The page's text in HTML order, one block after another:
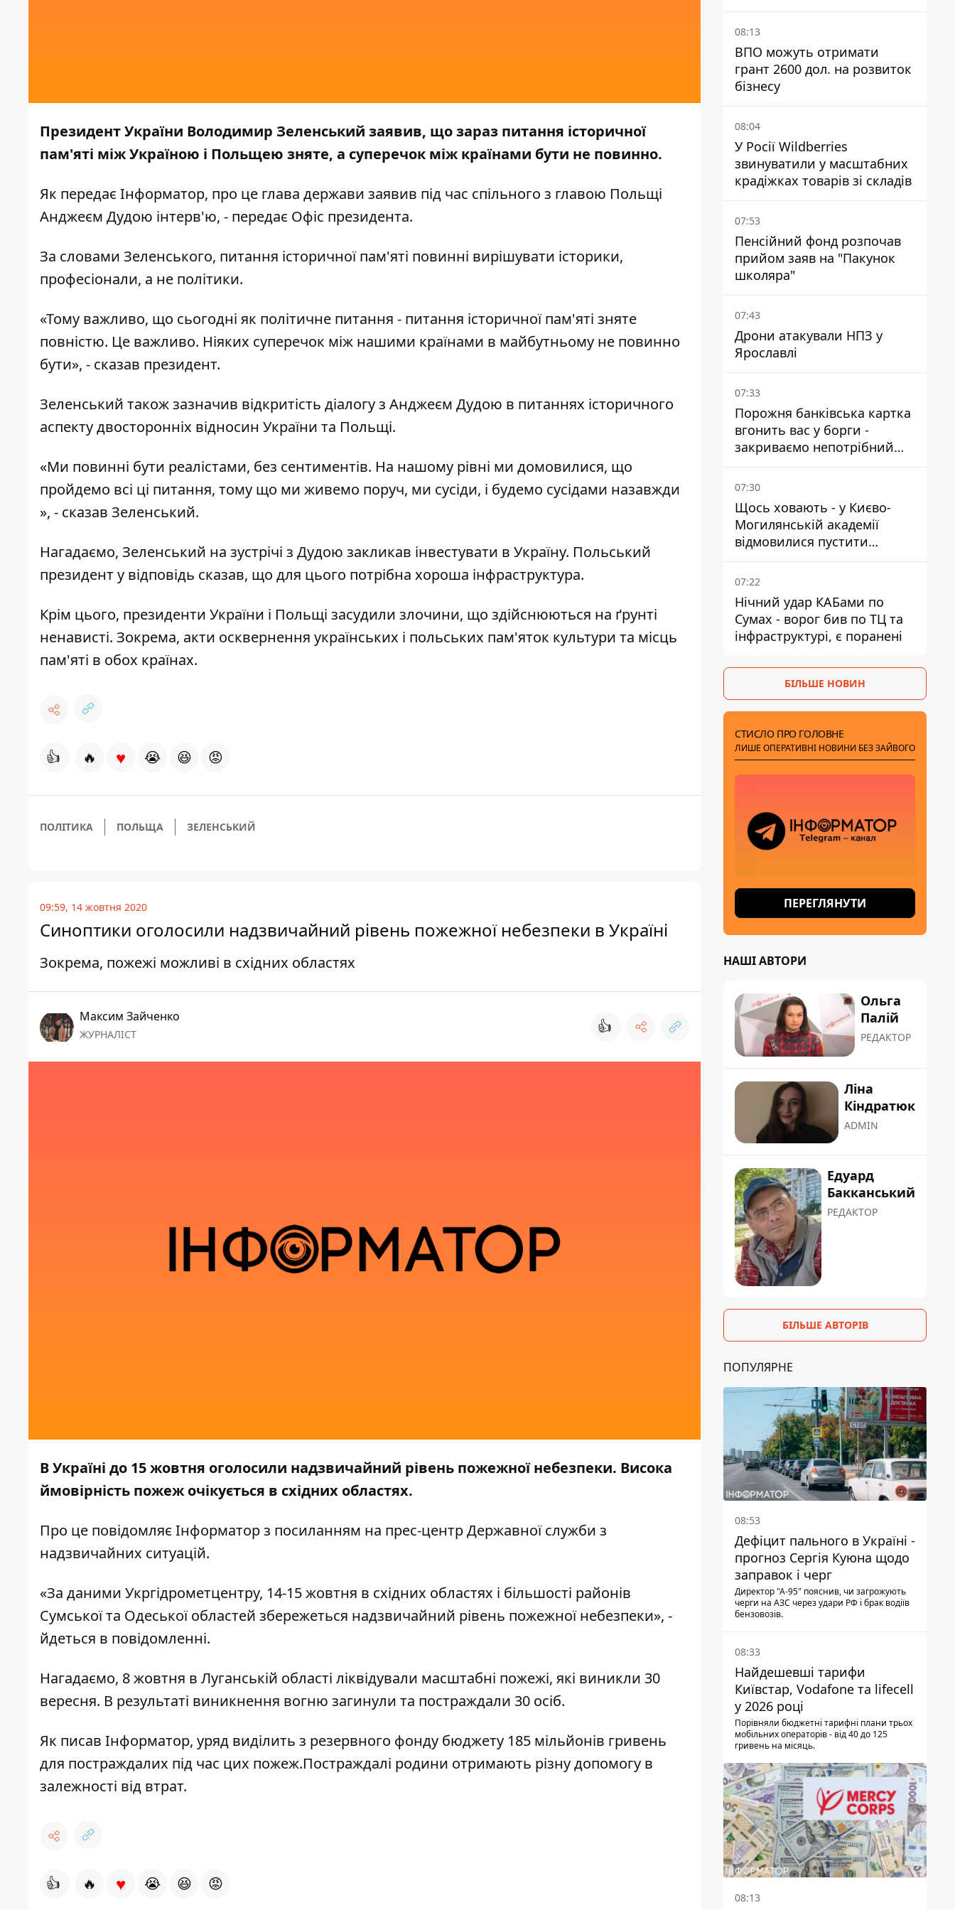
Президент України Володимир Зеленський заявив, що зараз питання історичної
пам'яті між Україною і Польщею зняте, а суперечок між країнами бути не повинно.
Як передає Інформатор, про це глава держави заявив під час спільного з главою Польщі
Анджеєм Дудою інтерв'ю, - передає Офіс президента.
За словами Зеленського, питання історичної пам'яті повинні вирішувати історики,
професіонали, а не політики.
«Тому важливо, що сьогодні як політичне питання - питання історичної пам'яті зняте
повністю. Це важливо. Ніяких суперечок між нашими країнами в майбутньому не повинно
бути», - сказав президент.
Зеленський також зазначив відкритість діалогу з Анджеєм Дудою в питаннях історичного
аспекту двосторонніх відносин України та Польщі.
«Ми повинні бути реалістами, без сентиментів. На нашому рівні ми домовилися, що
пройдемо всі ці питання, тому що ми живемо поруч, ми сусіди, і будемо сусідами назавжди
», - сказав Зеленський.
Нагадаємо, Зеленський на зустрічі з Дудою закликав інвестувати в Україну. Польський
президент у відповідь сказав, що для цього потрібна хороша інфраструктура.
Крім цього, президенти України і Польщі засудили злочини, що здійснюються на ґрунті
ненависті. Зокрема, акти осквернення українських і польських пам'яток культури та місць
пам'яті в обох країнах.
👍 🔥 ♥ 😭 😆 😡
ПОЛІТИКА ПОЛЬЩА ЗЕЛЕНСЬКИЙ
09:59, 14 жовтня 2020
Синоптики оголосили надзвичайний рівень пожежної небезпеки в Україні
Зокрема, пожежі можливі в східних областях
Максим Зайченко
ЖУРНАЛІСТ 👍
В Україні до 15 жовтня оголосили надзвичайний рівень пожежної небезпеки. Висока
ймовірність пожеж очікується в східних областях.
Про це повідомляє Інформаторз посиланням на прес-центрДержавної служби з
надзвичайних ситуацій.
«За даними Укргідрометцентру, 14-15 жовтня в східних областях і більшості районів
Сумської та Одеської областей збережеться надзвичайний рівень пожежної небезпеки», -
йдеться в повідомленні.
Нагадаємо, 8 жовтня в Луганській області ліквідували масштабні пожежі, які виникли 30
вересня. В результаті виникнення вогню загинули та постраждали 30 осіб.
Як писав Інформатор, уряд виділить з резервного фонду бюджету 185 мільйонів гривень
для постраждалих під час цих пожеж.Постраждалі родини отримають різну допомогу в
залежності від втрат.
👍 🔥 ♥ 😭 😆 😡
Виноградарі
08:13
ВПО можуть отримати
грант 2600 дол. на розвиток
бізнесу
08:04
У Росії Wildberries
звинуватили у масштабних
крадіжках товарів зі складів
07:53
Пенсійний фонд розпочав
прийом заяв на "Пакунок
школяра"
07:43
Дрони атакували НПЗ у
Ярославлі
07:33
Порожня банківська картка
вгонить вас у борги -
закриваємо непотрібний
рахунок правильно
07:30
Щось ховають - у Києво-
Могилянській академії
відмовилися пустити
комісію з охорони пам'яток
на територію
07:22
Нічний удар КАБами по
Сумах - ворог бив по ТЦ та
інфраструктурі, є поранені
БІЛЬШЕ НОВИН
СТИСЛО ПРО ГОЛОВНЕ
ЛИШЕ ОПЕРАТИВНІ НОВИНИ БЕЗ ЗАЙВОГО
ПЕРЕГЛЯНУТИ
НАШІ АВТОРИ
Ольга
Палій
РЕДАКТОР
Ліна
Кіндратюк
ADMIN
Едуард
Бакканський
РЕДАКТОР
БІЛЬШЕ АВТОРІВ
ПОПУЛЯРНЕ
08:53
Дефіцит пального в Україні -
прогноз Сергія Куюна щодо
заправок і черг
Директор "А-95" пояснив, чи загрожують
черги на АЗС через удари РФ і брак водіїв
бензовозів.
08:33
Найдешевші тарифи
Київстар, Vodafone та lifecell
у 2026 році
Порівняли бюджетні тарифні плани трьох
мобільних операторів - від 40 до 125
гривень на місяць.
08:13